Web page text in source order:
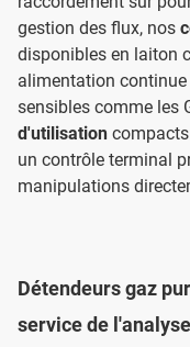
gestion des flux, nos
disponibles en laiton
alimentation
sensibles comme les
d'utilisation
un contrôle terminal
manipulations
Détendeurs gaz
service de l'analyse